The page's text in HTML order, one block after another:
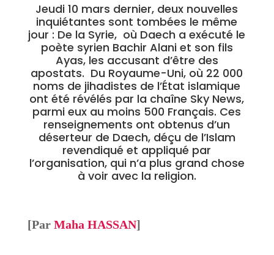
Jeudi 10 mars dernier, deux nouvelles
inquiétantes sont tombées le même
jour : De la Syrie, où Daech a exécuté le
poète syrien Bachir Alani et son fils
Ayas, les accusant d’être des
apostats. Du Royaume-Uni, où 22 000
noms de jihadistes de l’État islamique
ont été révélés par la chaîne Sky News,
parmi eux au moins 500 Français. Ces
renseignements ont obtenus d’un
déserteur de Daech, déçu de l’Islam
revendiqué et appliqué par
l’organisation, qui n’a plus grand chose
à voir avec la religion.
[Par Maha HASSAN]